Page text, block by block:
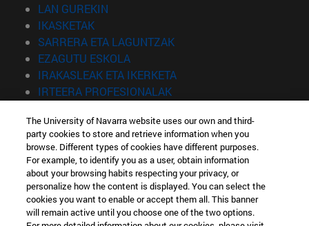
LAN GUREKIN
IKASKETAK(Beste leiho batean irekiko da)
SARRERA ETA LAGUNTZAK(Beste leiho batean irekiko
EZAGUTU ESKOLA(Beste leiho batean irekiko da)
IRAKASLEAK ETA IKERKETA(Beste leiho batean irekiko
IRTEERA PROFESIONALAK(Beste leiho batean irekiko
Informazioa
TELEFONOA +34 943 21 98 77
ZEIN TITULUA INTERESATZEN ZAIZU?
ZEIN MASTER INTERESATZEN ZAIZU?
© Nafarroako Unibertsitatea
The University of Navarra website uses our own and third-
party cookies to store and retrieve information when you
browse. Different types of cookies have different purposes.
For example, to identify you as a user, obtain information
about your browsing habits respecting your privacy, or
personalize how the content is displayed. You can select the
cookies you want to enable or accept them all. This banner
will remain active until you choose one of the two options.